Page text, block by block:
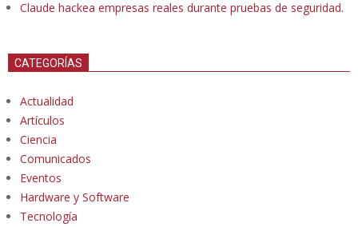
Claude hackea empresas reales durante pruebas de seguridad.
CATEGORÍAS
Actualidad
Artículos
Ciencia
Comunicados
Eventos
Hardware y Software
Tecnología